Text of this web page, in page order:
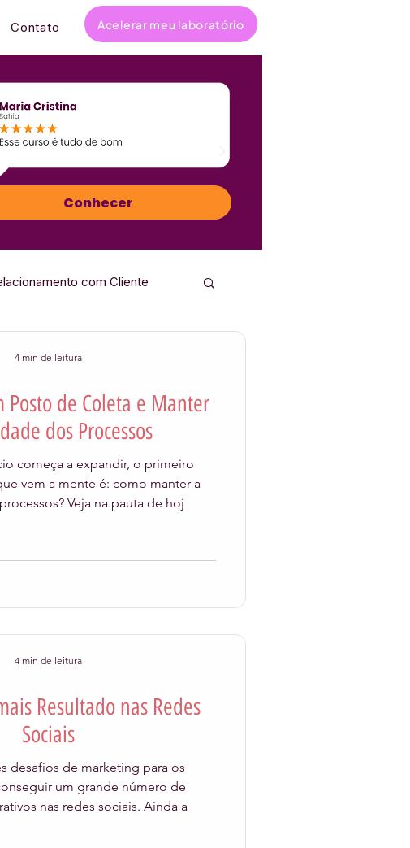
Contato Acelerar meu laboratório
Conhecer
com Cliente
aceleralab
Atendimento
Posto de Coleta e Manter
dos Processos
começa a expandir, o primeiro
vem a mente é: como manter a
Veja na pauta de hoj
4 min de leitura
Resultado nas Redes
Sociais
desafios de marketing para os
um grande número de
seguidores interativos nas redes sociais. Ainda a
4 min de leitura